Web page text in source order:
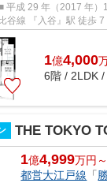
谷線 『入谷』駅 徒歩 7
分 ...
1億4,000
6階 / 2LDK /
THE TOKYO
1億4,999万円～
都営大江戸線 「